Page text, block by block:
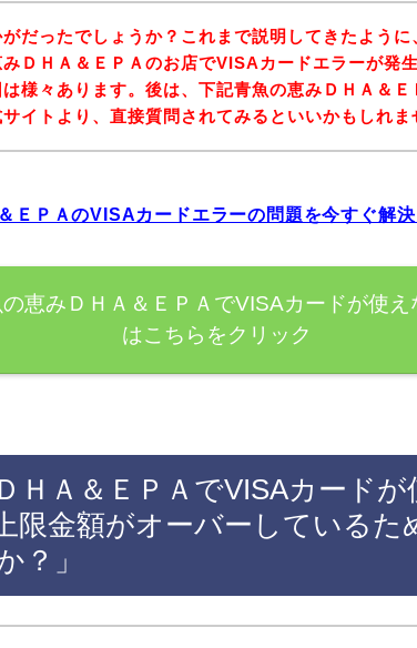
がだったでしょうか？これまで説明してきたように
みＤＨＡ＆ＥＰＡのお店でVISAカードエラーが発
は様々あります。後は、下記青魚の恵みＤＨＡ＆Ｅ
イトより、直接質問されてみるといいかもしれま
ＥＰＡのVISAカードエラーの問題を今すぐ解
恵みＤＨＡ＆ＥＰＡでVISAカードが使え
はこちらをクリック
ＨＡ＆ＥＰＡでVISAカードが
限金額がオーバーしているた
？」